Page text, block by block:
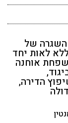
השגרה של
לאות יחד
אוחנה
הדירה,